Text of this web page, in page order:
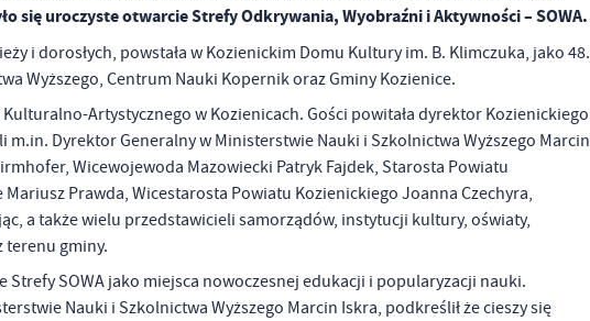
się uroczyste otwarcie Strefy Odkrywania, Wyobraźni i Aktywności – SOWA.
i dorosłych, powstała w Kozienickim Domu Kultury im. B. Klimczuka, jako 48.
Wyższego, Centrum Nauki Kopernik oraz Gminy Kozienice.
Artystycznego w Kozienicach. Gości powitała dyrektor Kozienickiego
m.in. Dyrektor Generalny w Ministerstwie Nauki i Szkolnictwa Wyższego Marcin
Wicewojewoda Mazowiecki Patryk Fajdek, Starosta Powiatu
Prawda, Wicestarosta Powiatu Kozienickiego Joanna Czechyra,
a także wielu przedstawicieli samorządów, instytucji kultury, oświaty,
terenu gminy.
SOWA jako miejsca nowoczesnej edukacji i popularyzacji nauki.
Nauki i Szkolnictwa Wyższego Marcin Iskra, podkreślił że cieszy się